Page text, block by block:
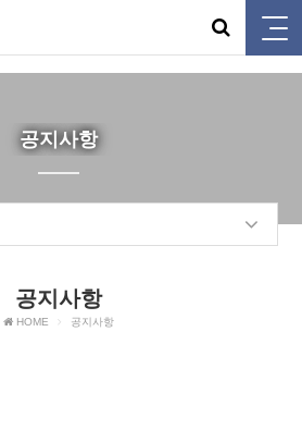
공지사항
공지사항
HOME 공지사항